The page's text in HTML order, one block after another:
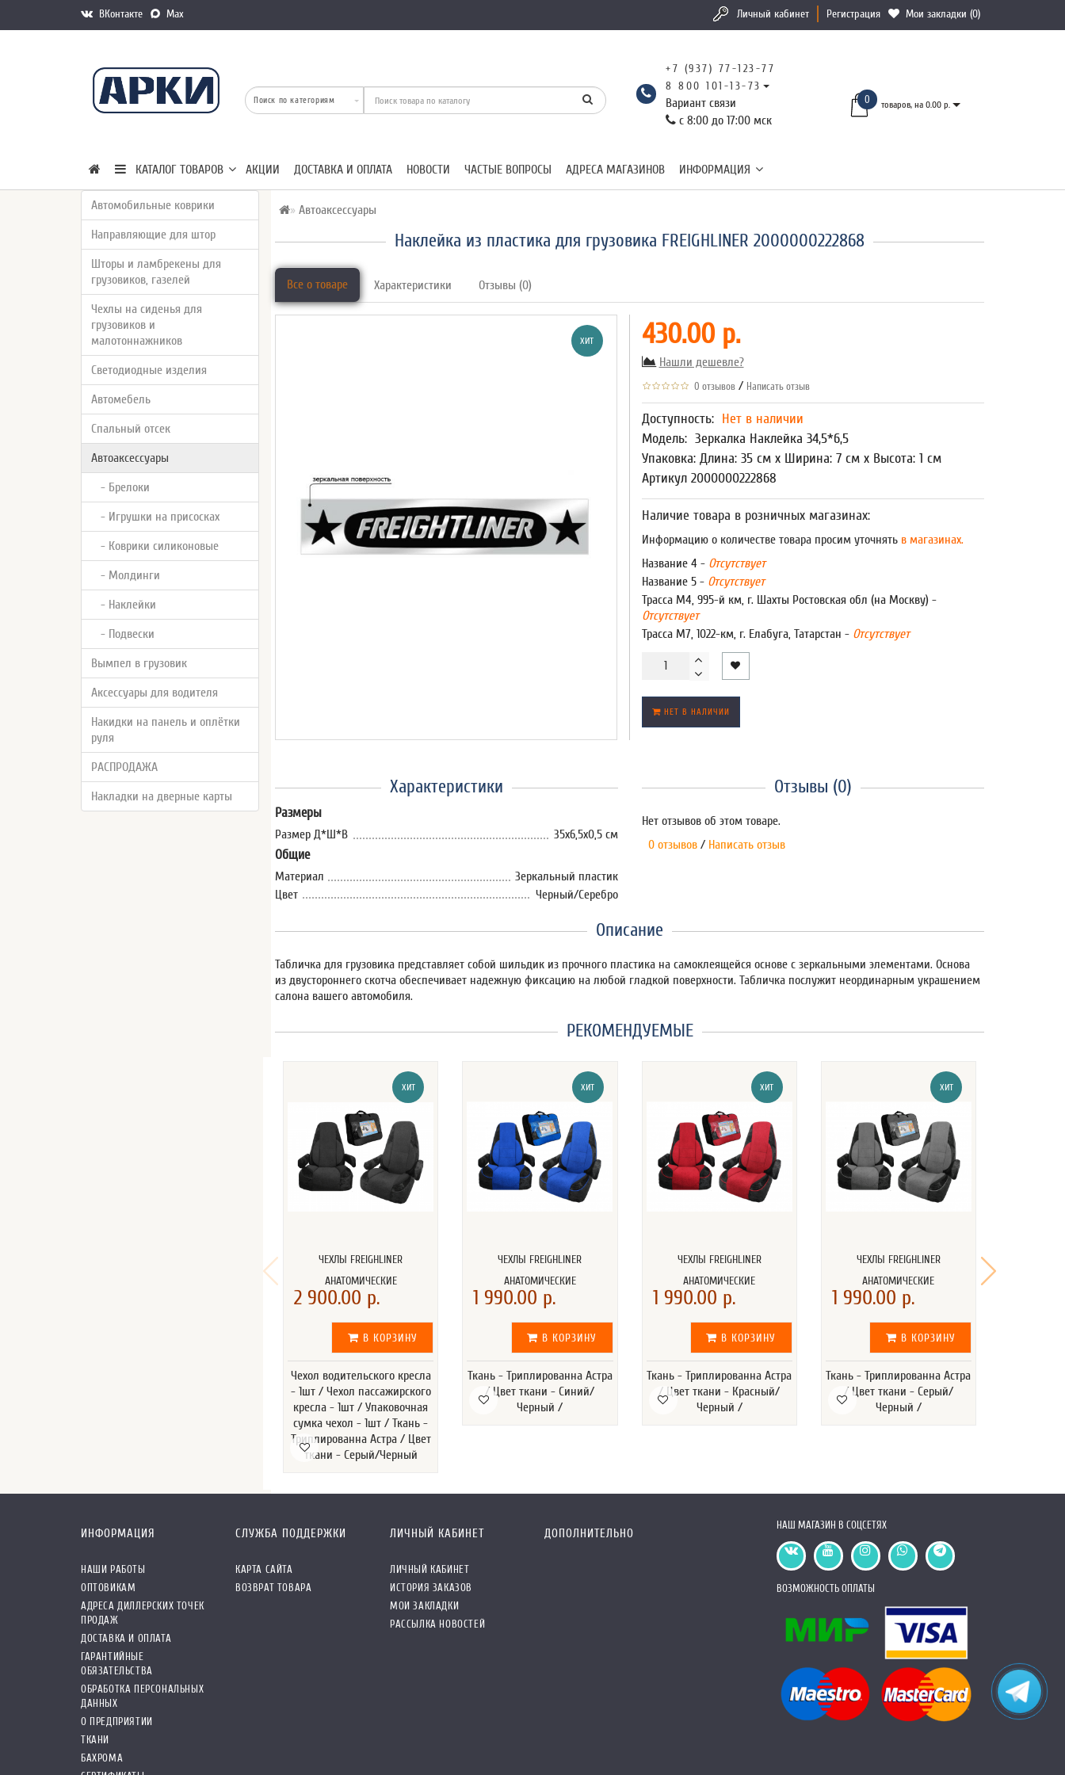
ВКонтакте Max Личный кабинет Регистрация Мои закладки (0)
+7 (937) 77-123-77
8 800 101-13-73
Вариант связи
с 8:00 до 17:00 мск
0 товаров, на 0.00 р.
КАТАЛОГ ТОВАРОВ АКЦИИ ДОСТАВКА И ОПЛАТА НОВОСТИ ЧАСТЫЕ ВОПРОСЫ АДРЕСА МАГАЗИНОВ ИНФОРМАЦИЯ
Автомобильные коврики
Направляющие для штор
Шторы и ламбрекены для
грузовиков, газелей
Чехлы на сиденья для
грузовиков и
малотоннажников
Светодиодные изделия
Автомебель
Спальный отсек
Автоаксессуары
- Брелоки
- Игрушки на присосках
- Коврики силиконовые
- Молдинги
- Наклейки
- Подвески
Вымпел в грузовик
Аксессуары для водителя
Накидки на панель и оплётки
руля
РАСПРОДАЖА
Накладки на дверные карты
Автоаксессуары
Наклейка из пластика для грузовика FREIGHLINER 2000000222868
Все о товаре Характеристики Отзывы (0)
ХИТ 430.00 р.
Нашли дешевле?
0 отзывов / Написать отзыв
Доступность: Нет в наличии
Модель: Зеркалка Наклейка 34,5*6,5
Упаковка: Длина: 35 см x Ширина: 7 см x Высота: 1 см
Артикул 2000000222868
Наличие товара в розничных магазинах:
Информацию о количестве товара просим уточнятьв магазинах.
Название 4 - Отсутствует
Название 5 - Отсутствует
Трасса М4, 995-й км, г. Шахты Ростовская обл (на Москву) -
Отсутствует
Трасса М7, 1022-км, г. Елабуга, Татарстан - Отсутствует
НЕТ В НАЛИЧИИ
Характеристики
Размеры
Размер Д*Ш*В 35х6,5х0,5 см
Общие
Материал
Зеркальный пластик
Цвет
Черный/Серебро
Отзывы (0)
Нет отзывов об этом товаре.
0 отзывов / Написать отзыв
Описание
Табличка для грузовика представляет собой шильдик из прочного пластика на самоклеящейся основе с зеркальными элементами. Основа
из двустороннего скотча обеспечивает надежную фиксацию на любой гладкой поверхности. Табличка послужит неординарным украшением
салона вашего автомобиля.
РЕКОМЕНДУЕМЫЕ
ХИТ
ЧЕХЛЫ FREIGHLINER
АНАТОМИЧЕСКИЕ
2 900.00 р.
В КОРЗИНУ
Чехол водительского кресла
- 1шт / Чехол пассажирского
кресла - 1шт / Упаковочная
сумка чехол - 1шт / Ткань -
Триплированна Астра / Цвет
ткани - Серый/Черный
ХИТ
ЧЕХЛЫ FREIGHLINER
АНАТОМИЧЕСКИЕ
1 990.00 р.
В КОРЗИНУ
Ткань - Триплированна Астра
/ Цвет ткани - Синий/
Черный /
ХИТ
ЧЕХЛЫ FREIGHLINER
АНАТОМИЧЕСКИЕ
1 990.00 р.
В КОРЗИНУ
Ткань - Триплированна Астра
/ Цвет ткани - Красный/
Черный /
ХИТ
ЧЕХЛЫ FREIGHLINER
АНАТОМИЧЕСКИЕ
1 990.00 р.
В КОРЗИНУ
Ткань - Триплированна Астра
/ Цвет ткани - Серый/
Черный /
ИНФОРМАЦИЯ
НАШИ РАБОТЫ
ОПТОВИКАМ
АДРЕСА ДИЛЛЕРСКИХ ТОЧЕК
ПРОДАЖ
ДОСТАВКА И ОПЛАТА
ГАРАНТИЙНЫЕ
ОБЯЗАТЕЛЬСТВА
ОБРАБОТКА ПЕРСОНАЛЬНЫХ
ДАННЫХ
О ПРЕДПРИЯТИИ
ТКАНИ
БАХРОМА
СЛУЖБА ПОДДЕРЖКИ
КАРТА САЙТА
ВОЗВРАТ ТОВАРА
ЛИЧНЫЙ КАБИНЕТ
ЛИЧНЫЙ КАБИНЕТ
ИСТОРИЯ ЗАКАЗОВ
МОИ ЗАКЛАДКИ
РАССЫЛКА НОВОСТЕЙ
ДОПОЛНИТЕЛЬНО
НАШ МАГАЗИН В СОЦСЕТЯХ
ВОЗМОЖНОСТЬ ОПЛАТЫ